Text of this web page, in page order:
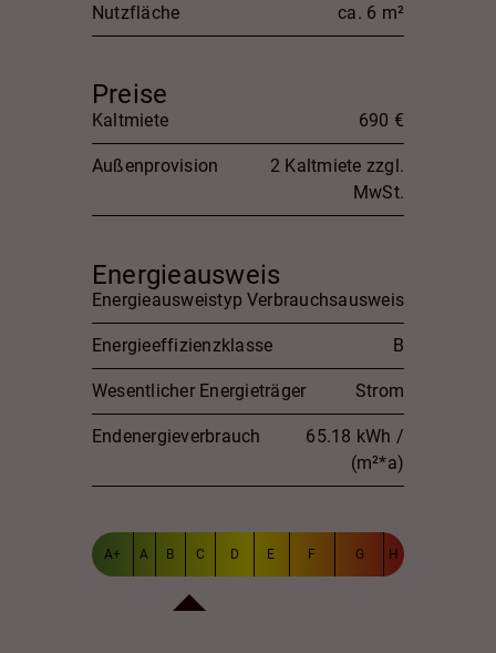
Nutzfläche ca. 6 m²
Preise
Kaltmiete 690 €
Außenprovision
2 Kaltmiete zzgl.
MwSt.
Energieausweis
Energieausweistyp Verbrauchsausweis
Energieeffizienzklasse B
Wesentlicher Energieträger Strom
Endenergieverbrauch
65.18 kWh /
(m²*a)
A+ A B C D E F G H